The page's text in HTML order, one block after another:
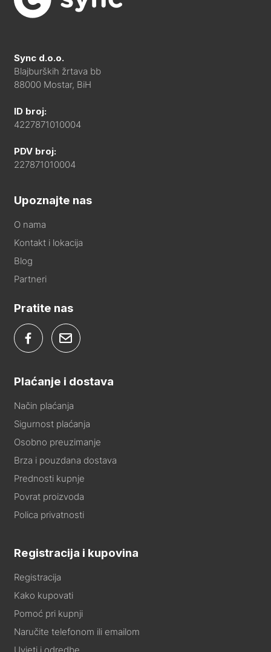
Sync d.o.o.
Blajburških žrtava bb
88000 Mostar, BiH
ID broj:
4227871010004
PDV broj:
227871010004
Upoznajte nas
O nama
Kontakt i lokacija
Blog
Partneri
Pratite nas
Plaćanje i dostava
Način plaćanja
Sigurnost plaćanja
Osobno preuzimanje
Brza i pouzdana dostava
Prednosti kupnje
Povrat proizvoda
Polica privatnosti
Registracija i kupovina
Registracija
Kako kupovati
Pomoć pri kupnji
Naručite telefonom ili emailom